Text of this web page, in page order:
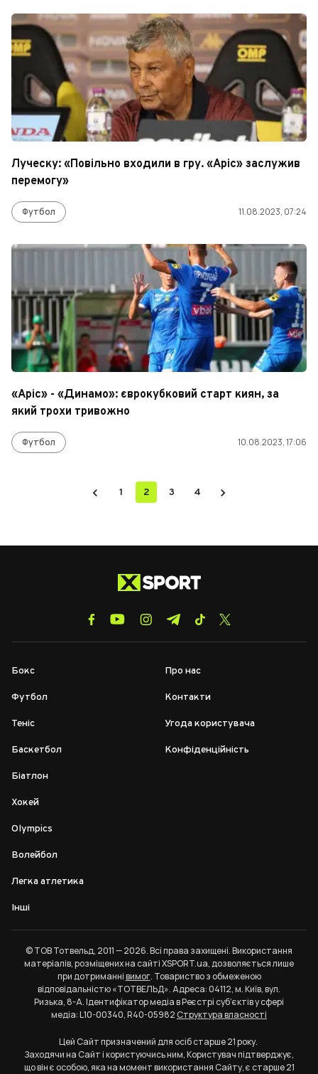
Луческу: «Повільно входили в гру. «Аріс» заслужив
перемогу»
Футбол 11.08.2023, 07:24
«Аріс» - «Динамо»: єврокубковий старт киян, за
який трохи тривожно
Футбол 10.08.2023, 17:06
1 2 3 4
Бокс
Футбол
Теніс
Баскетбол
Біатлон
Хокей
Olympics
Волейбол
Легка атлетика
Інші
Про нас
Контакти
Угода користувача
Конфіденційність
© ТОВ Тотвельд, 2011 — 2026. Всі права захищені. Використання
матеріалів, розміщених на сайті XSPORT.ua, дозволяється лише
при дотриманнівимог. Товариство з обмеженою
відповідальністю «ТОТВЕЛЬД». Адреса: 04112, м. Київ, вул.
Ризька, 8-А. Ідентифікатор медіа в Реєстрі суб’єктів у сфері
медіа: L10-00340, R40-05982Структура власності
Цей Сайт призначений для осіб старше 21 року.
Заходячи на Сайт і користуючись ним, Користувач підтверджує,
що він є особою, яка на момент використання Сайту, є старше 21